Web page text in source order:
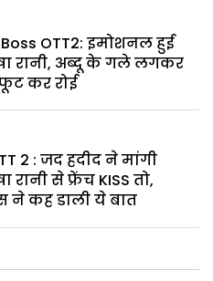
OTT2: इमोशनल हुई
रानी, अब्दू के गले लगकर
कर रोई
2 : जद हदीद ने मांगी
रानी से फ्रेंच KISS तो,
ने कह डाली ये बात